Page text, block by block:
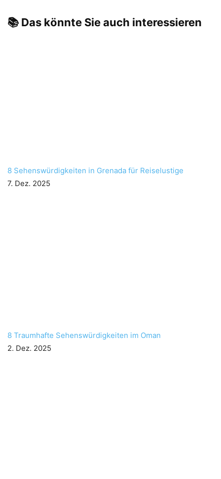
📚 Das könnte Sie auch interessieren
8 Sehenswürdigkeiten in Grenada für Reiselustige
7. Dez. 2025
8 Traumhafte Sehenswürdigkeiten im Oman
2. Dez. 2025